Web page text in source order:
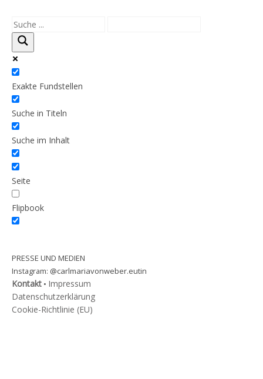
Exakte Fundstellen
Suche in Titeln
Suche im Inhalt
Seite
Flipbook
PRESSE UND MEDIEN
Instagram: @carlmariavonweber.eutin
Kontakt • Impressum
Datenschutzerklärung
Cookie-Richtlinie (EU)